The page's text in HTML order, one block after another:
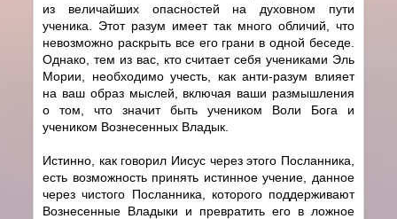
из величайших опасностей на духовном пути
ученика. Этот разум имеет так много обличий, что
невозможно раскрыть все его грани в одной беседе.
Однако, тем из вас, кто считает себя учениками Эль
Мории, необходимо учесть, как анти-разум влияет
на ваш образ мыслей, включая ваши размышления
о том, что значит быть учеником Воли Бога и
учеником Вознесенных Владык.
Истинно, как говорил Иисус через этого Посланника,
есть возможность принять истинное учение, данное
через чистого Посланника, которого поддерживают
Вознесенные Владыки и превратить его в ложное